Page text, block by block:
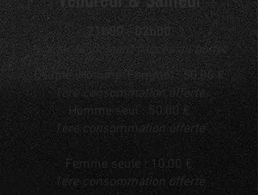
21h00 - 02h00
Nos tarifs incluent l'accès au buffet
Couple (Homme/Femme) : 50,00 €
1ère consommation offerte
Homme seul : 50,00 €
1ère consommation offerte
Femme seule : 10,00 €
1ère consommation offerte